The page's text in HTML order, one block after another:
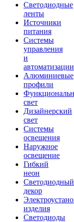
Светодиодные
ленты
Источники
питания
Системы
управления
и
автоматизации
Алюминиевые
профили
свет
Дизайнерский
свет
Системы
освещения
Наружное
освещение
Гибкий
неон
Светодиодный
декор
изделия
Светодиоды